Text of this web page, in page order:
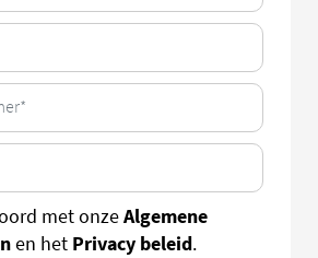
met onzeAlgemene
en het Privacy beleid.